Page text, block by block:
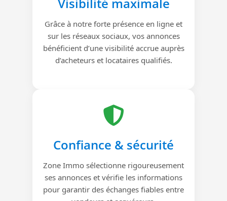
Grâce à notre forte présence en ligne et
sur les réseaux sociaux, vos annonces
bénéficient d’une visibilité accrue auprès
d’acheteurs et locataires qualifiés.
Confiance & sécurité
Zone Immo sélectionne rigoureusement
ses annonces et vérifie les informations
pour garantir des échanges fiables entre